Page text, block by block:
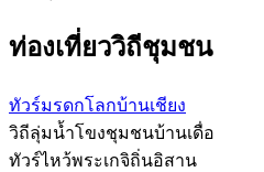
ท่องเที่ยววิถีชุมชน
ทัวร์มรดกโลกบ้านเชียง
วิถีลุ่มน้ำโขงชุมชนบ้านเดื่อ
ทัวร์ไหว้พระเกจิถิ่นอิสาน